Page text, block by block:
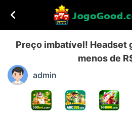
Preço imbatível! Headset
menos de
admin